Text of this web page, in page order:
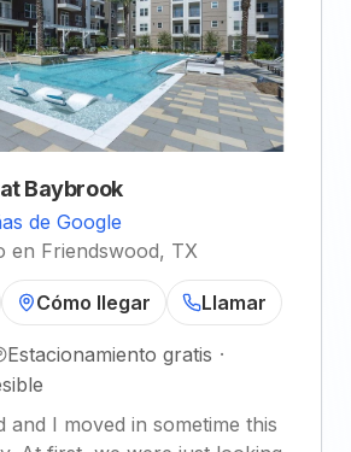
Baybrook
de Google
en Friendswood, TX
Cómo llegar Llamar
Estacionamiento gratis ·
and I moved in sometime this